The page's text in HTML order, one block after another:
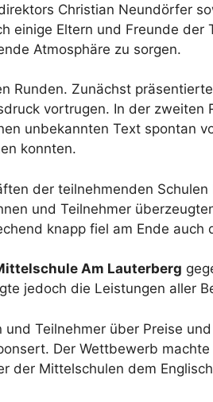
Christian Neundörfer
einige Eltern und Freunde
Atmosphäre zu sorgen.
Runden. Zunächst
vortrugen. In der
unbekannten Text spontan
konnten.
der teilnehmenden
und Teilnehmer
knapp fiel am Ende auch
Am Lauterberg
jedoch die Leistungen aller
Teilnehmer über Preise
Der Wettbewerb
der Mittelschulen dem